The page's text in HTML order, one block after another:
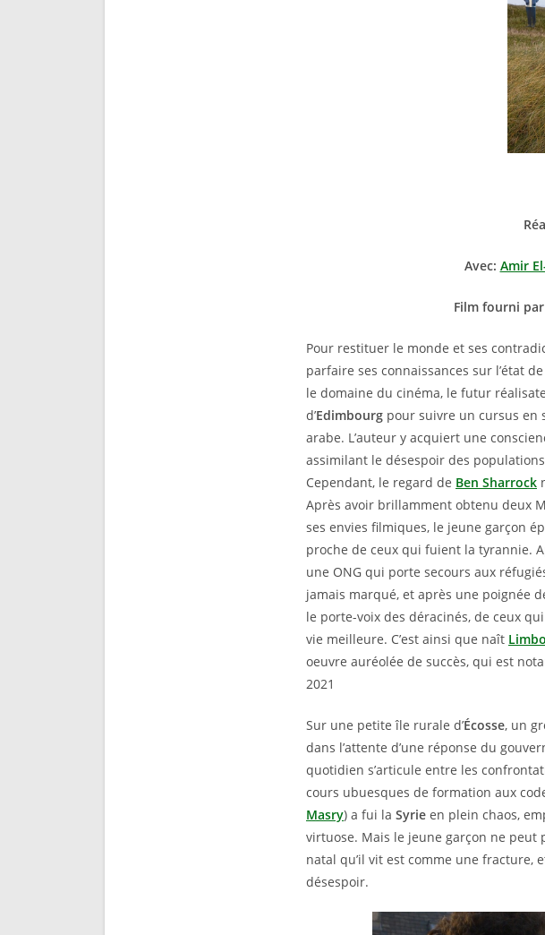
Avec: Amir
Film fourni par
Pour restituer le monde et ses
parfaire ses connaissances sur l’état
le domaine du cinéma, le futur
d’Edimbourg pour suivre un cursus en
arabe. L’auteur y acquiert une
assimilant le désespoir des
Cependant, le regard de Ben Sharrock
Après avoir brillamment obtenu deux
ses envies filmiques, le jeune garçon
proche de ceux qui fuient la tyrannie.
une ONG qui porte secours aux
jamais marqué, et après une poignée
le porte-voix des déracinés, de ceux
vie meilleure. C’est ainsi que naît Limbo
oeuvre auréolée de succès, qui est
2021
Sur une petite île rurale d’Écosse, un
dans l’attente d’une réponse du
quotidien s’articule entre les
cours ubuesques de formation aux
Masry) a fui la Syrie en plein chaos,
virtuose. Mais le jeune garçon ne peut
natal qu’il vit est comme une fracture,
désespoir.